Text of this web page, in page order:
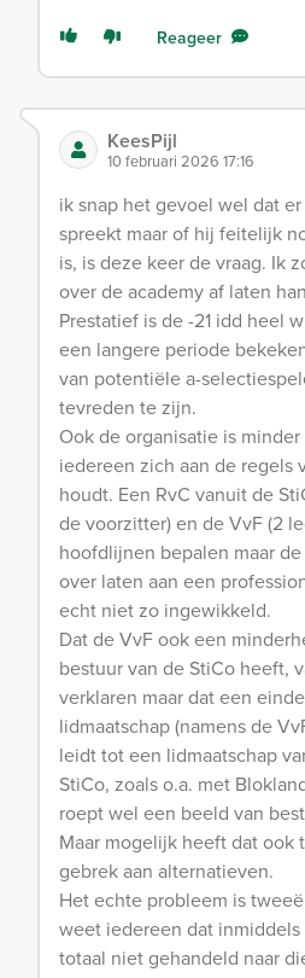
Reageer
KeesPijl
10 februari 2026 17:16
ik snap het gevoel wel dat
spreekt maar of hij feitelijk
is, is deze keer de vraag. Ik
over de academy af laten
Prestatief is de -21 idd heel
een langere periode
van potentiële a-
tevreden te zijn.
Ook de organisatie is
iedereen zich aan de regels
houdt. Een RvC vanuit de
de voorzitter) en de VvF (2
hoofdlijnen bepalen maar
over laten aan een
echt niet zo ingewikkeld.
Dat de VvF ook een
bestuur van de StiCo heeft,
verklaren maar dat een
lidmaatschap (namens de
leidt tot een lidmaatschap
StiCo, zoals o.a. met
roept wel een beeld van
Maar mogelijk heeft dat ook
gebrek aan alternatieven.
Het echte probleem is
weet iedereen dat
totaal niet gehandeld naar